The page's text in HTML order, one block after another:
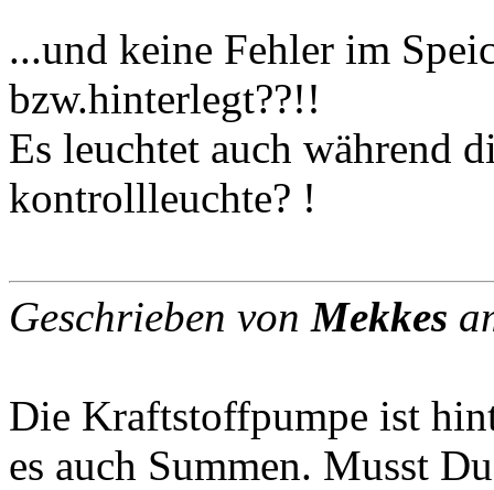
...und keine Fehler im
bzw.hinterlegt??!!
Es leuchtet auch während
kontrollleuchte? !
Geschrieben vonMekkes
Die Kraftstoffpumpe ist
es auch Summen. Musst